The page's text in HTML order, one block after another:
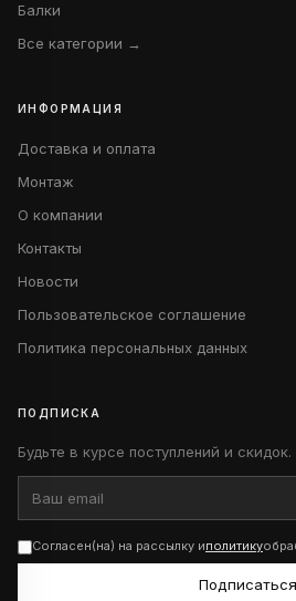
Балки
Все категории →
ИНФОРМАЦИЯ
Доставка и оплата
Монтаж
О компании
Контакты
Новости
Пользовательское соглашение
Политика персональных данных
ПОДПИСКА
Будьте в курсе поступлений и скидок.
Согласен(на) на рассылку иполитику
Подписаться